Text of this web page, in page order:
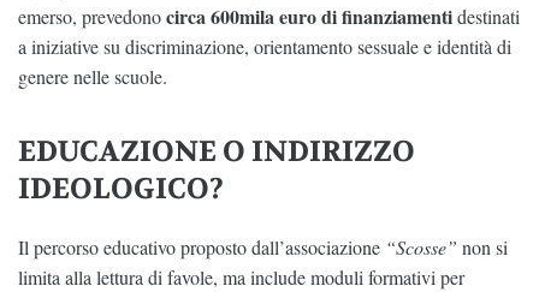
emerso, prevedonocirca 600mila euro di finanziamentidestinati
a iniziative su discriminazione, orientamento sessuale e identità di
genere nelle scuole.
EDUCAZIONE O INDIRIZZO
IDEOLOGICO?
Il percorso educativo proposto dall’associazione “Scosse” non si
limita alla lettura di favole, ma include moduli formativi per